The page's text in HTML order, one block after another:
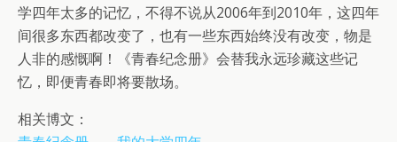
学四年太多的记忆，不得不说从2006年到2010年，这四年
间很多东西都改变了，也有一些东西始终没有改变，物是
人非的感慨啊！《青春纪念册》会替我永远珍藏这些记
忆，即便青春即将要散场。
相关博文：